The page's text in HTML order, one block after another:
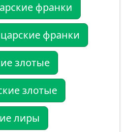
франки
франки
злотые
злотые
лиры